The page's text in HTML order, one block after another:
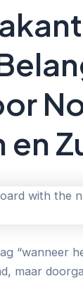
en
“wanneer
maar